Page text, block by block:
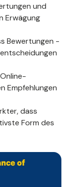
und
Erwägung
Bewertungen -
Empfehlungen
dass
Form des